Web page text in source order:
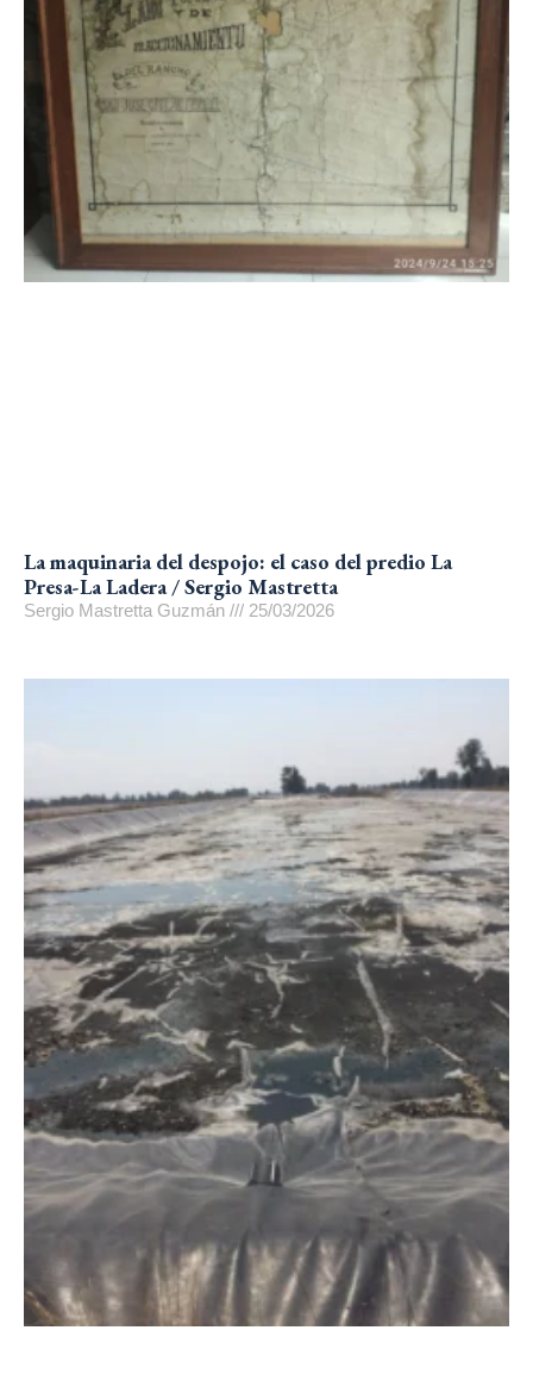
La maquinaria del despojo: el caso del predio La
Presa-La Ladera / Sergio Mastretta
Sergio Mastretta Guzmán 25/03/2026